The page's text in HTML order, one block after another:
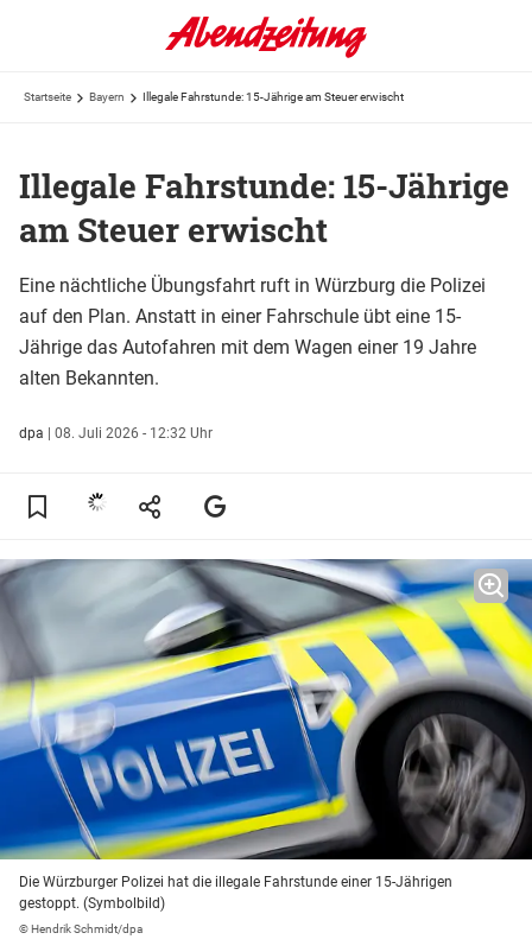
Startseite Bayern Illegale Fahrstunde: 15-Jährige am Steuer erwischt
Illegale Fahrstunde: 15-Jährige
am Steuer erwischt
Eine nächtliche Übungsfahrt ruft in Würzburg die Polizei
auf den Plan. Anstatt in einer Fahrschule übt eine 15-
Jährige das Autofahren mit dem Wagen einer 19 Jahre
alten Bekannten.
dpa | 08. Juli 2026 - 12:32 Uhr
Die Würzburger Polizei hat die illegale Fahrstunde einer 15-Jährigen
gestoppt. (Symbolbild)
© Hendrik Schmidt/dpa